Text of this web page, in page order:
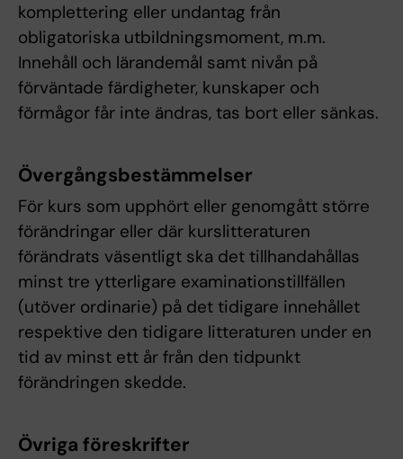
komplettering eller undantag från
obligatoriska utbildningsmoment, m.m.
Innehåll och lärandemål samt nivån på
förväntade färdigheter, kunskaper och
förmågor får inte ändras, tas bort eller sänkas.
Övergångsbestämmelser
För kurs som upphört eller genomgått större
förändringar eller där kurslitteraturen
förändrats väsentligt ska det tillhandahållas
minst tre ytterligare examinationstillfällen
(utöver ordinarie) på det tidigare innehållet
respektive den tidigare litteraturen under en
tid av minst ett år från den tidpunkt
förändringen skedde.
Övriga föreskrifter